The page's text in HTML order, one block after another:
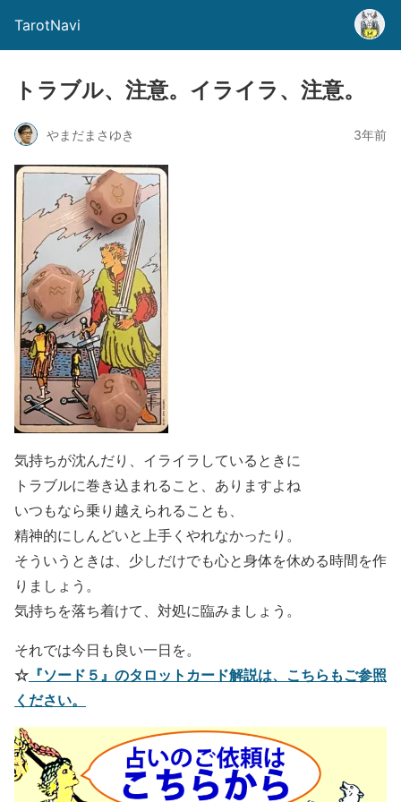
TarotNavi
トラブル、注意。イライラ、注意。
やまだまさゆき 3年前
気持ちが沈んだり、イライラしているときに
トラブルに巻き込まれること、ありますよね
いつもなら乗り越えられることも、
精神的にしんどいと上手くやれなかったり。
そういうときは、少しだけでも心と身体を休める時間を作
りましょう。
気持ちを落ち着けて、対処に臨みましょう。
それでは今日も良い一日を。
☆ 『ソード５』のタロットカード解説は、こちらもご参照
ください。